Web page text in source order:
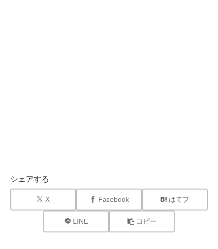
シェアする
X Facebook はてブ
LINE コピー